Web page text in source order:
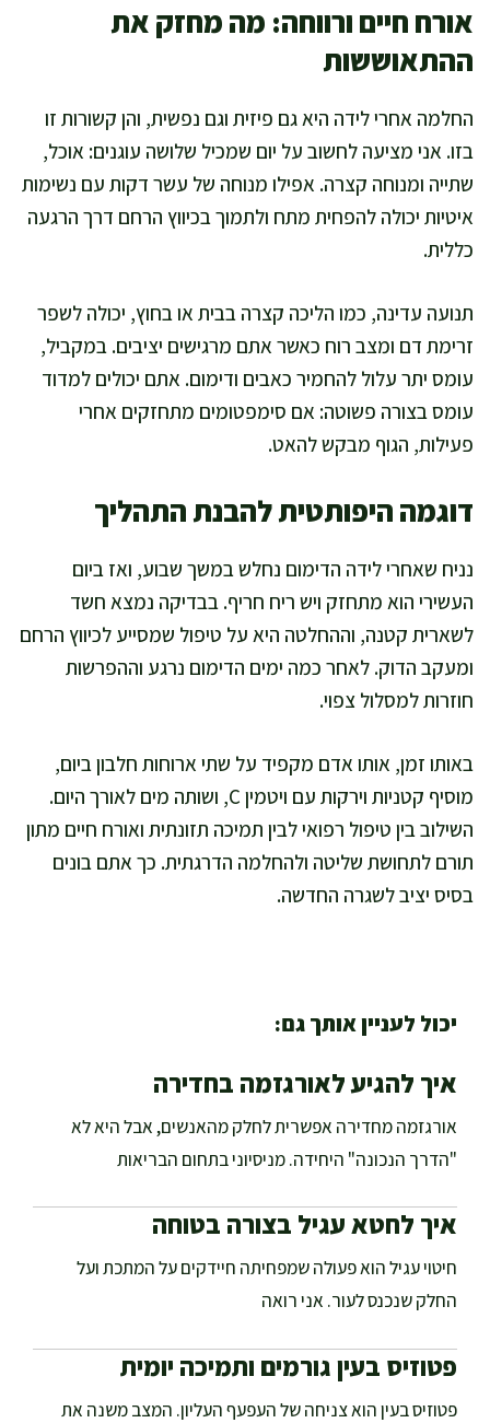
אורח חיים ורווחה: מה מחזק את
ההתאוששות
החלמה אחרי לידה היא גם פיזית וגם נפשית, והן קשורות זו
בזו. אני מציעה לחשוב על יום שמכיל שלושה עוגנים: אוכל,
שתייה ומנוחה קצרה. אפילו מנוחה של עשר דקות עם נשימות
איטיות יכולה להפחית מתח ולתמוך בכיווץ הרחם דרך הרגעה
כללית.
תנועה עדינה, כמו הליכה קצרה בבית או בחוץ, יכולה לשפר
זרימת דם ומצב רוח כאשר אתם מרגישים יציבים. במקביל,
עומס יתר עלול להחמיר כאבים ודימום. אתם יכולים למדוד
עומס בצורה פשוטה: אם סימפטומים מתחזקים אחרי
פעילות, הגוף מבקש להאט.
דוגמה היפותטית להבנת התהליך
נניח שאחרי לידה הדימום נחלש במשך שבוע, ואז ביום
העשירי הוא מתחזק ויש ריח חריף. בבדיקה נמצא חשד
לשארית קטנה, וההחלטה היא על טיפול שמסייע לכיווץ הרחם
ומעקב הדוק. לאחר כמה ימים הדימום נרגע וההפרשות
חוזרות למסלול צפוי.
באותו זמן, אותו אדם מקפיד על שתי ארוחות חלבון ביום,
מוסיף קטניות וירקות עם ויטמין C, ושותה מים לאורך היום.
השילוב בין טיפול רפואי לבין תמיכה תזונתית ואורח חיים מתון
תורם לתחושת שליטה ולהחלמה הדרגתית. כך אתם בונים
בסיס יציב לשגרה החדשה.
יכול לעניין אותך גם:
איך להגיע לאורגזמה בחדירה
אורגזמה מחדירה אפשרית לחלק מהאנשים, אבל היא לא
"הדרך הנכונה" היחידה. מניסיוני בתחום הבריאות
איך לחטא עגיל בצורה בטוחה
חיטוי עגיל הוא פעולה שמפחיתה חיידקים על המתכת ועל
החלק שנכנס לעור. אני רואה
פטוזיס בעין גורמים ותמיכה יומית
פטוזיס בעין הוא צניחה של העפעף העליון. המצב משנה את